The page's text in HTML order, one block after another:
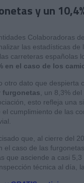
y un
Colaboradoras
las estadísticas de
carreteras españolas
en el caso de los
otro dato que
furgonetas , un 8,3%
esto refleja una
cumplimiento de las
que, al cierre del
el caso de las
que asciende a casi
técnica al día,